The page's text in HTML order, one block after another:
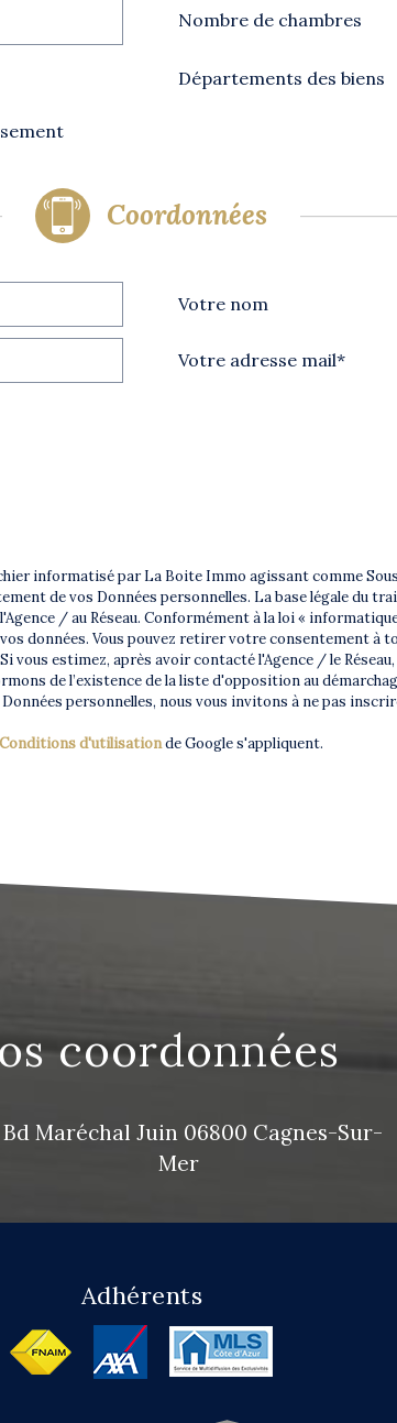
Nombre de chambres
Départements des biens
coordonnées
Votre nom
Votre adresse mail*
informatisé par La Boite Immo agissant comme
de vos Données personnelles. La base légale du
/ au Réseau. Conformément à la loi «
données. Vous pouvez retirer votre consentement à
vous estimez, après avoir contacté l'Agence / le
de l’existence de la liste d'opposition au
personnelles, nous vous invitons à ne pas
Conditions d'utilisationde Google s'appliquent.
coordonnées
Bd Maréchal Juin 06800 Cagnes-Sur-
Mer
Adhérents